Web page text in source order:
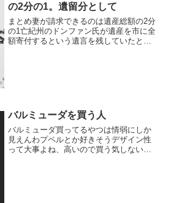
の2分の1。遺留分として
まとめ妻が請求できるのは遺産総額の2分
の1亡紀州のドンファン氏が遺産を市に全
額寄付するという遺言を残していたとい
バルミューダを買う人
バルミューダ買ってるやつは情弱にしか
見えんわプペルとか好きそうデザイン性
って大事よね、高いので買う気しないけ